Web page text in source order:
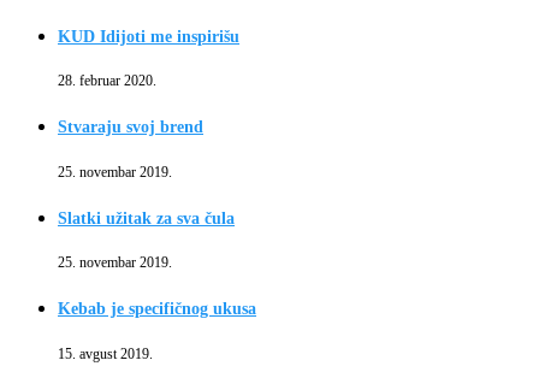
KUD Idijoti me inspirišu
28. februar 2020.
Stvaraju svoj brend
25. novembar 2019.
Slatki užitak za sva čula
25. novembar 2019.
Kebab je specifičnog ukusa
15. avgust 2019.